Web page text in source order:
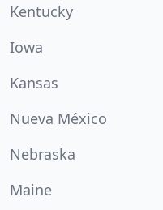
Kentucky
Iowa
Kansas
Nueva México
Nebraska
Maine